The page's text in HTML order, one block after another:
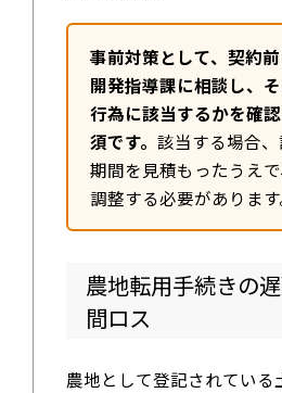
事前対策として、契約
開発指導課に相談し、
行為に該当するかを確
須です。 該当する場合
期間を見積もったうえ
調整する必要があります
農地転用手続きの
間ロス
農地として登記されている